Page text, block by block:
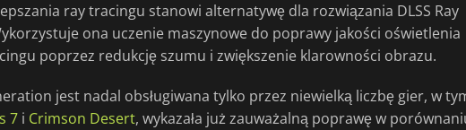
ray tracingu stanowi alternatywę dla rozwiązania DLSS Ray
ona uczenie maszynowe do poprawy jakości oświetlenia
poprzez redukcję szumu i zwiększenie klarowności obrazu.
jest nadal obsługiwana tylko przez niewielką liczbę gier, w
7 i Crimson Desert, wykazała już zauważalną poprawę w